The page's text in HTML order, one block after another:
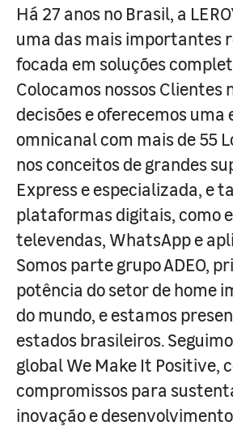
Há 27 anos no Brasil, a
uma das mais importantes
focada em soluções
Colocamos nossos Clientes
decisões e oferecemos
omnicanal com mais de 55
nos conceitos de grandes
Express e especializada, e
plataformas digitais, como
televendas, WhatsApp e
Somos parte grupo ADEO,
potência do setor de home
do mundo, e estamos
estados brasileiros.
global We Make It Positive,
compromissos para
inovação e